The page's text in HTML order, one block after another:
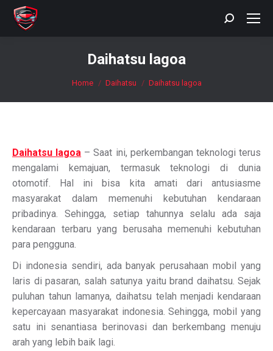
Search:
Daihatsu lagoa
You are here:
Home Daihatsu Daihatsu lagoa
Daihatsu lagoa – Saat ini, perkembangan teknologi terus
mengalami kemajuan, termasuk teknologi di dunia
otomotif. Hal ini bisa kita amati dari antusiasme
masyarakat dalam memenuhi kebutuhan kendaraan
pribadinya. Sehingga, setiap tahunnya selalu ada saja
kendaraan terbaru yang berusaha memenuhi kebutuhan
para pengguna.
Di indonesia sendiri, ada banyak perusahaan mobil yang
laris di pasaran, salah satunya yaitu brand daihatsu. Sejak
puluhan tahun lamanya, daihatsu telah menjadi kendaraan
kepercayaan masyarakat indonesia. Sehingga, mobil yang
satu ini senantiasa berinovasi dan berkembang menuju
arah yang lebih baik lagi.